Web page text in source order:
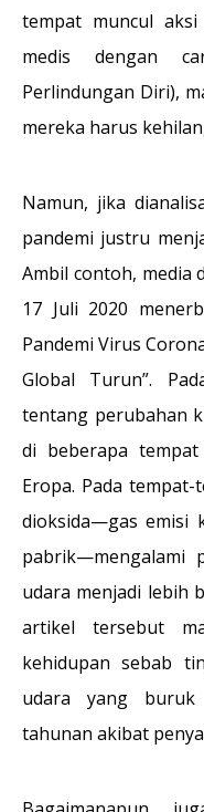
tempat muncul
medis dengan
Perlindungan Diri),
mereka harus
Namun, jika
pandemi justru
Ambil contoh, media
17 Juli 2020
Pandemi Virus
Global Turun”.
tentang perubahan
di beberapa
Eropa. Pada
dioksida—gas emisi
pabrik—mengalami
udara menjadi lebih
artikel tersebut
kehidupan sebab
udara yang buruk
tahunan akibat